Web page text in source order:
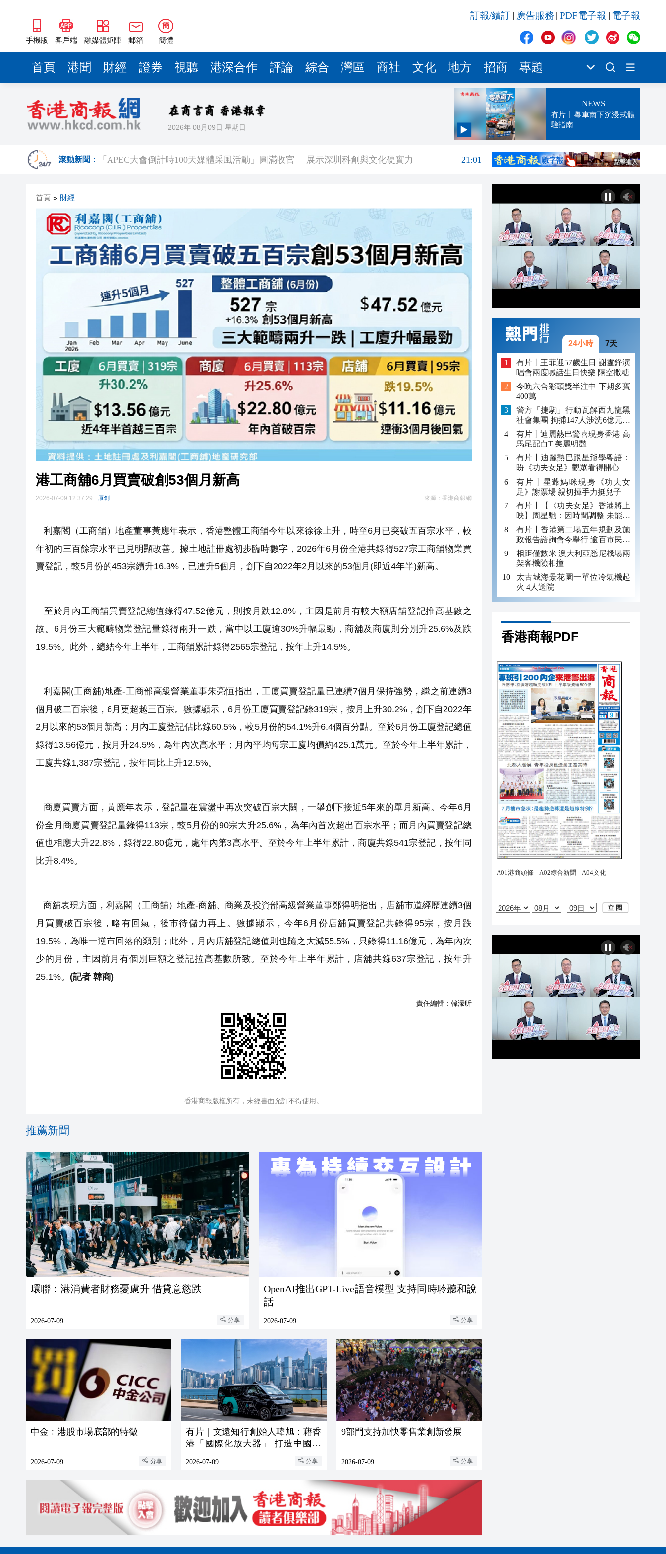
手機版 客戶端 融媒體矩陣 郵箱
簡
簡體
訂報/續訂 廣告服務 PDF電子報 電子報
首頁 港聞 財經 證券 視聽 港深合作 評論 綜合 灣區 商社 文化 地方 招商 專題
2026年 08月09日 星期日
NEWS
有片丨粵車南下沉浸式體
驗指南
滾動新聞：
衞生防護中心：一名有長期病患5歲女童感染甲流 情況嚴重
19:47
颱風「白海豚」在浙江樂清二次登陸
19:25
祖父母節逾500參加者共創世界紀錄 呼籲社會以手部按摩連結長者
19:23
伊朗最高領袖與總統舉行會談 討論經濟和軍事等問題
首頁 > 財經
港工商舖6月買賣破創53個月新高
2026-07-09 12:37:29 原創 來源： 香港商報網
利嘉閣（工商舖）地產董事黃應年表示，香港整體工商舖今年以來徐徐上升，時至6月已突破五百宗水平，較
年初的三百餘宗水平已見明顯改善。據土地註冊處初步臨時數字，2026年6月份全港共錄得527宗工商舖物業買
賣登記，較5月份的453宗續升16.3%，已連升5個月，創下自2022年2月以來的53個月(即近4年半)新高。
至於月內工商舖買賣登記總值錄得47.52億元，則按月跌12.8%，主因是前月有較大額店舖登記推高基數之
故。6月份三大範疇物業登記量錄得兩升一跌，當中以工廈逾30%升幅最勁，商舖及商廈則分別升25.6%及跌
19.5%。此外，總結今年上半年，工商舖累計錄得2565宗登記，按年上升14.5%。
利嘉閣(工商舖)地產-工商部高級營業董事朱亮恒指出，工廈買賣登記量已連續7個月保持強勢，繼之前連續3
個月破二百宗後，6月更超越三百宗。數據顯示，6月份工廈買賣登記錄319宗，按月上升30.2%，創下自2022年
2月以來的53個月新高；月內工廈登記佔比錄60.5%，較5月份的54.1%升6.4個百分點。至於6月份工廈登記總值
錄得13.56億元，按月升24.5%，為年內次高水平；月內平均每宗工廈均價約425.1萬元。至於今年上半年累計，
工廈共錄1,387宗登記，按年同比上升12.5%。
商廈買賣方面，黃應年表示，登記量在震盪中再次突破百宗大關，一舉創下接近5年來的單月新高。今年6月
份全月商廈買賣登記量錄得113宗，較5月份的90宗大升25.6%，為年內首次超出百宗水平；而月內買賣登記總
值也相應大升22.8%，錄得22.80億元，處年內第3高水平。至於今年上半年累計，商廈共錄541宗登記，按年同
比升8.4%。
商舖表現方面，利嘉閣（工商舖）地產-商舖、商業及投資部高級營業董事鄭得明指出，店舖市道經歷連續3個
月買賣破百宗後，略有回氣，後市待儲力再上。數據顯示，今年6月份店舖買賣登記共錄得95宗，按月跌
19.5%，為唯一逆市回落的類別；此外，月內店舖登記總值則也隨之大減55.5%，只錄得11.16億元，為年內次
少的月份，主因前月有個別巨額之登記拉高基數所致。至於今年上半年累計，店舖共錄637宗登記，按年升
25.1%。 (記者 韓商)
責任編輯： 韓濠昕
香港商報版權所有，未經書面允許不得使用。
推薦新聞
環聯：港消費者財務憂慮升 借貸意慾跌
2026-07-09 分享
OpenAI推出GPT-Live語音模型 支持同時聆聽和說
話
2026-07-09 分享
中金﹕港股市場底部的特徵
2026-07-09 分享
有片｜文遠知行創始人韓旭：藉香
港「國際化放大器」 打造中國自
2026-07-09 分享
9部門支持加快零售業創新發展
2026-07-09 分享
24小時 7天
有片丨王菲迎57歲生日 謝霆鋒演
唱會兩度喊話生日快樂 隔空撒糖
今晚六合彩頭獎半注中 下期多寶
400萬
警方「捷駒」行動瓦解西九龍黑
社會集團 拘捕147人涉洗6億元黑
錢
有片丨迪麗熱巴驚喜現身香港 高
馬尾配白T 美麗明豔
有片丨迪麗熱巴跟星爺學粵語：
盼《功夫女足》觀眾看得開心
有片丨星爺媽咪現身《功夫女
足》謝票場 親切揮手力挺兒子
有片丨【《功夫女足》香港將上
映】周星馳：因時間調整 未能製
作粵語版 對此深表遺憾
有片丨香港第二場五年規劃及施
政報告諮詢會今舉行 逾百市民出
席
相距僅數米 澳大利亞悉尼機場兩
架客機險相撞
太古城海景花園一單位冷氣機起
火 4人送院
香港商報PDF